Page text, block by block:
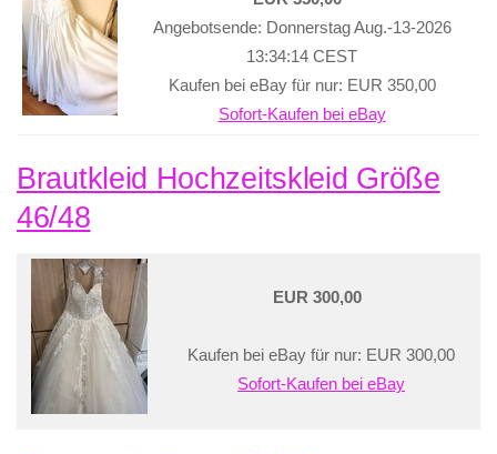
Angebotsende: Donnerstag Aug.-13-2026
13:34:14 CEST
Kaufen bei eBay für nur: EUR 350,00
Sofort-Kaufen bei eBay
Brautkleid Hochzeitskleid Größe
46/48
EUR 300,00
Kaufen bei eBay für nur: EUR 300,00
Sofort-Kaufen bei eBay